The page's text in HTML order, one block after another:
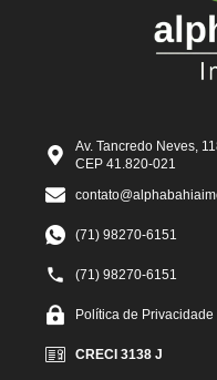
Av. Tancredo Neves,
CEP 41.820-021
(71) 98270-6151
(71) 98270-6151
Política de Privacidade
CRECI 3138 J